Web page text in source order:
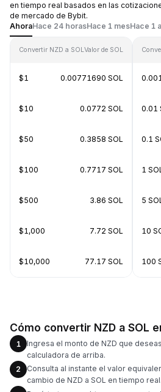
en tiempo real basados en las
de mercado de Bybit.
AhoraHace 24 horasHace 1 mesHace 1
Convertir NZD a SOLValor de SOL
$1 0.00771690 SOL
$10 0.0772 SOL
$50 0.3858 SOL
$100 0.7717 SOL
$500 3.86 SOL
$1,000 7.72 SOL
$10,000 77.17 SOL
0.01
0.1
1
5
10
100
Cómo convertir NZD a SOL
1
Ingresa el monto de NZD que
calculadora de arriba.
2
Consulta al instante el valor
cambio de NZD a SOL en tiempo real.